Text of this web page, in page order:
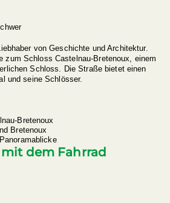
von Geschichte und Architektur.
zum Schloss Castelnau-Bretenoux, einem
Schloss. Die Straße bietet einen
und seine Schlösser.
Bretenoux
Bretenoux
mit dem Fahrrad